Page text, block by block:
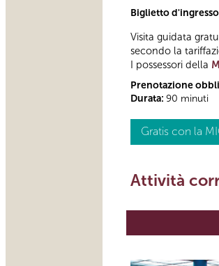
Biglietto
Visita guidata
secondo la
I possessori della
Prenotazione
Durata: 90 minuti
Gratis con la
Attività